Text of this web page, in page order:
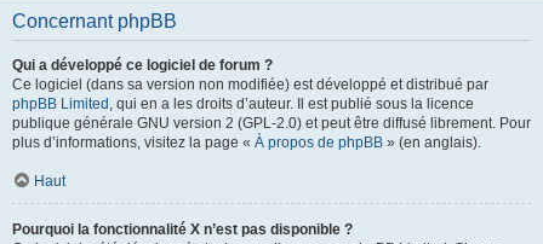
Concernant phpBB
Qui a développé ce logiciel de forum ?
Ce logiciel (dans sa version non modifiée) est développé et distribué par
phpBB Limited , qui en a les droits d’auteur. Il est publié sous la licence
publique générale GNU version 2 (GPL-2.0) et peut être diffusé librement. Pour
plus d’informations, visitez la page « À propos de phpBB » (en anglais).
Haut
Pourquoi la fonctionnalité X n’est pas disponible ?